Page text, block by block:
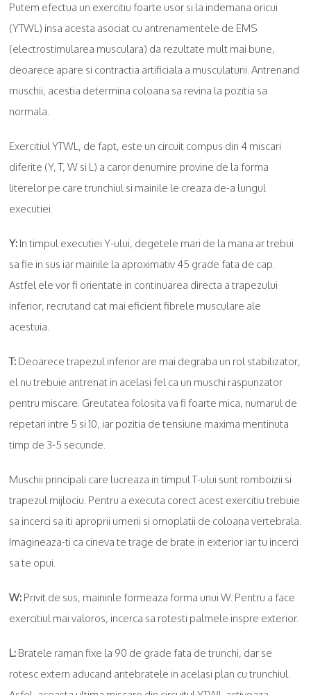
Putem efectua un exercitiu foarte usor si la indemana oricui
(YTWL) insa acesta asociat cu antrenamentele de EMS
(electrostimularea musculara) da rezultate mult mai bune,
deoarece apare si contractia artificiala a musculaturii. Antrenand
muschii, acestia determina coloana sa revina la pozitia sa
normala.
Exercitiul YTWL, de fapt, este un circuit compus din 4 miscari
diferite (Y, T, W si L) a caror denumire provine de la forma
literelor pe care trunchiul si mainile le creaza de-a lungul
executiei.
Y: In timpul executiei Y-ului, degetele mari de la mana ar trebui
sa fie in sus iar mainile la aproximativ 45 grade fata de cap.
Astfel ele vor fi orientate in continuarea directa a trapezului
inferior, recrutand cat mai eficient fibrele musculare ale
acestuia.
T:Deoarece trapezul inferior are mai degraba un rol stabilizator,
el nu trebuie antrenat in acelasi fel ca un muschi raspunzator
pentru miscare. Greutatea folosita va fi foarte mica, numarul de
repetari intre 5 si 10, iar pozitia de tensiune maxima mentinuta
timp de 3-5 secunde.
Muschii principali care lucreaza in timpul T-ului sunt romboizii si
trapezul mijlociu. Pentru a executa corect acest exercitiu trebuie
sa incerci sa iti aproprii umerii si omoplatii de coloana vertebrala.
Imagineaza-ti ca cineva te trage de brate in exterior iar tu incerci
sa te opui.
W: Privit de sus, maininle formeaza forma unui W. Pentru a face
exercitiul mai valoros, incerca sa rotesti palmele inspre exterior.
L: Bratele raman fixe la 90 de grade fata de trunchi, dar se
rotesc extern aducand antebratele in acelasi plan cu trunchiul.